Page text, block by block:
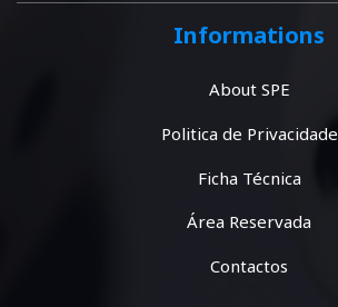
Informations
About SPE
Politica de Privacidade
Ficha Técnica
Área Reservada
Contactos